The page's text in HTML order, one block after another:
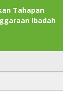
Tahapan
Ibadah